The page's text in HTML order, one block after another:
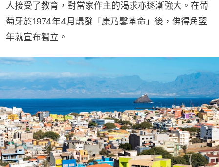
人接受了教育，對當家作主的渴求亦逐漸強大。在葡
萄牙於1974年4月爆發「康乃馨革命」後，佛得角翌
年就宣布獨立。